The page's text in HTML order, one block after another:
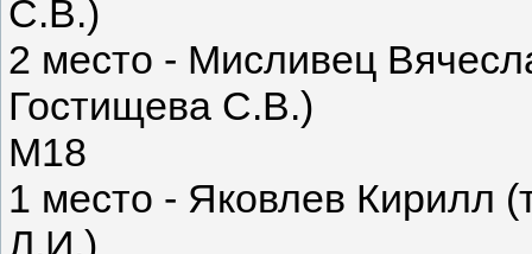
С.В.)
2 место - Мисливец
Гостищева С.В.)
М18
1 место - Яковлев Кирилл
Л.И.)